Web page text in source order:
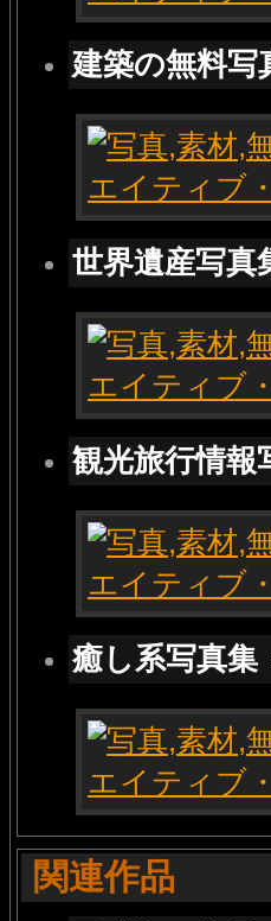
建築の無料写
世界遺産写真
観光旅行情報
癒し系写真集
関連作品